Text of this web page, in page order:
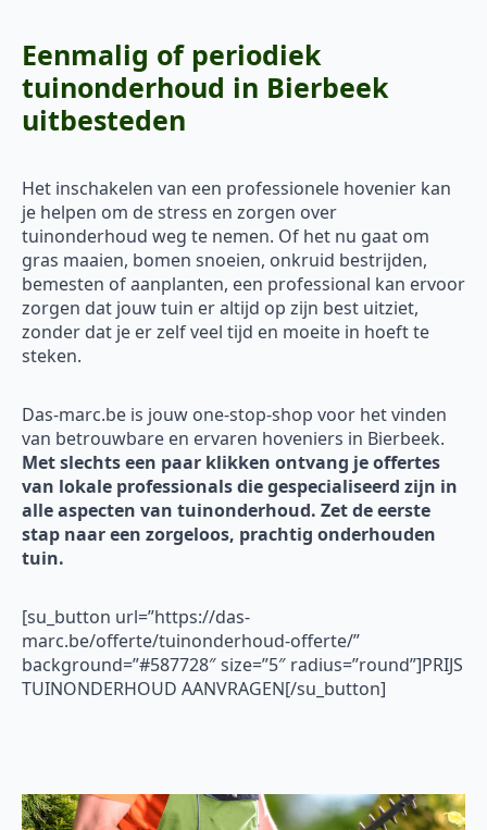
Eenmalig of periodiek
tuinonderhoud in Bierbeek
uitbesteden
Het inschakelen van een professionele hovenier kan
je helpen om de stress en zorgen over
tuinonderhoud weg te nemen. Of het nu gaat om
gras maaien, bomen snoeien, onkruid bestrijden,
bemesten of aanplanten, een professional kan ervoor
zorgen dat jouw tuin er altijd op zijn best uitziet,
zonder dat je er zelf veel tijd en moeite in hoeft te
steken.
Das-marc.be is jouw one-stop-shop voor het vinden
van betrouwbare en ervaren hoveniers in Bierbeek.
Met slechts een paar klikken ontvang je offertes
van lokale professionals die gespecialiseerd zijn in
alle aspecten van tuinonderhoud. Zet de eerste
stap naar een zorgeloos, prachtig onderhouden
tuin.
[su_button url=”https://das-
marc.be/offerte/tuinonderhoud-offerte/”
background=”#587728″ size=”5″ radius=”round”]PRIJS
TUINONDERHOUD AANVRAGEN[/su_button]